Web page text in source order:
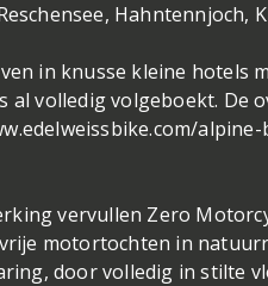
Hahntennjoch,
in knusse kleine hotels
al volledig volgeboekt. De
vervullen Zero
motortochten in
door volledig in stilte